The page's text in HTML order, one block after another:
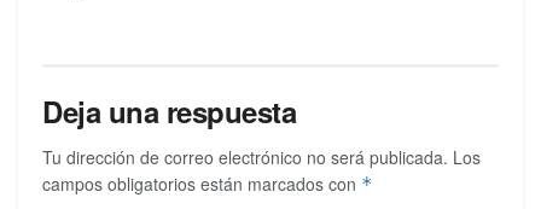
Deja una respuesta
Tu dirección de correo electrónico no será publicada. Los
campos obligatorios están marcados con *